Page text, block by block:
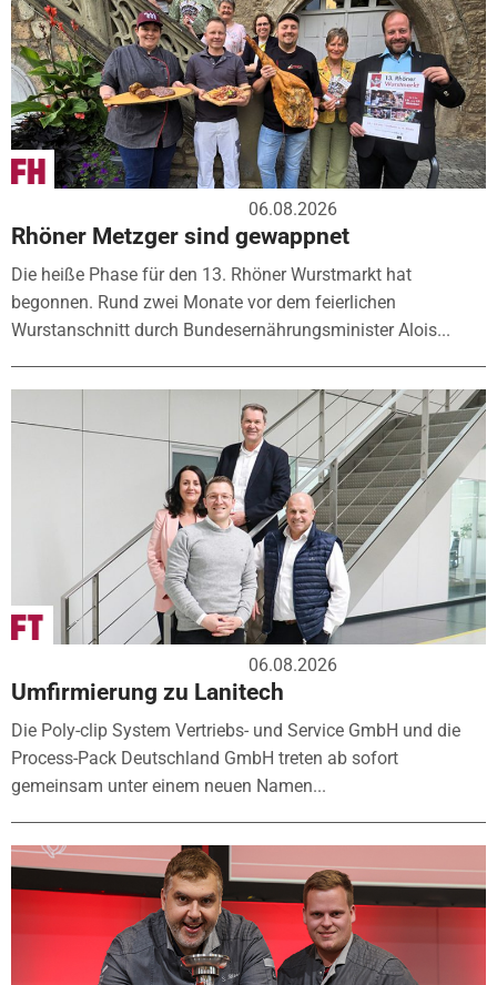
06.08.2026
Rhöner Metzger sind gewappnet
Die heiße Phase für den 13. Rhöner Wurstmarkt hat
begonnen. Rund zwei Monate vor dem feierlichen
Wurstanschnitt durch Bundesernährungsminister Alois...
06.08.2026
Umfirmierung zu Lanitech
Die Poly-clip System Vertriebs- und Service GmbH und die
Process-Pack Deutschland GmbH treten ab sofort
gemeinsam unter einem neuen Namen...